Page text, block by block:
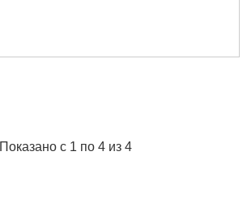
Показано с 1 по 4 из 4